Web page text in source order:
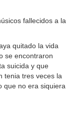
fallecidos a la
quitado la vida
se encontraron
suicida y que
tenia tres veces la
que no era siquiera